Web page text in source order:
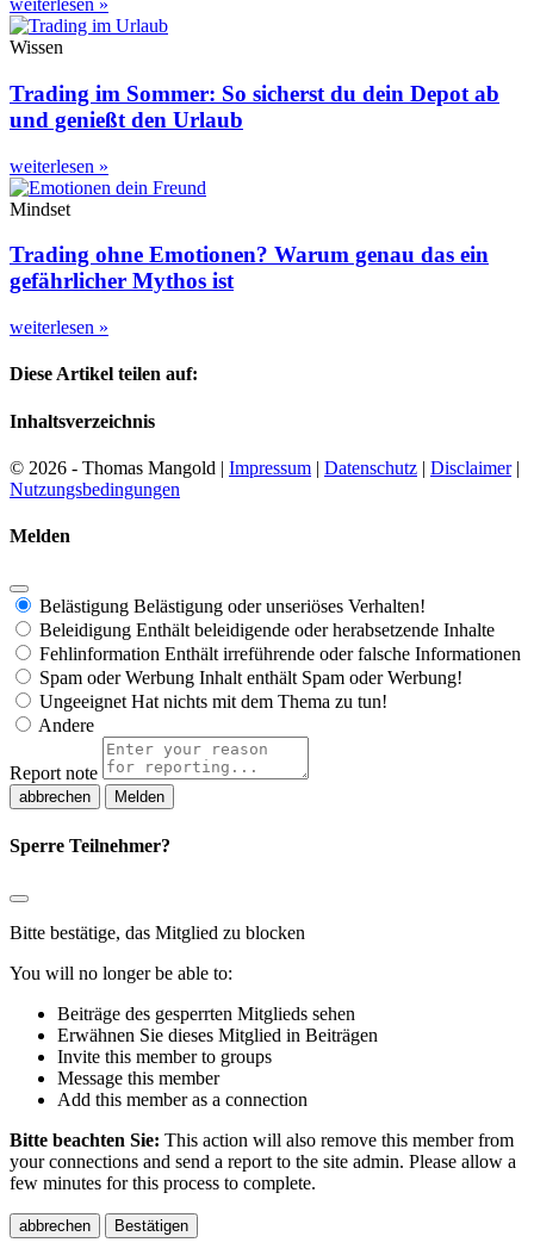
weiterlesen »
Wissen
Trading im Sommer: So sicherst du dein Depot ab
und genießt den Urlaub
weiterlesen »
Mindset
Trading ohne Emotionen? Warum genau das ein
gefährlicher Mythos ist
weiterlesen »
Diese Artikel teilen auf:
Inhaltsverzeichnis
© 2026 - Thomas Mangold | Impressum | Datenschutz | Disclaimer|
Nutzungsbedingungen
Melden
Belästigung Belästigung oder unseriöses Verhalten!
Beleidigung Enthält beleidigende oder herabsetzende Inhalte
Fehlinformation Enthält irreführende oder falsche Informationen
Spam oder Werbung Inhalt enthält Spam oder Werbung!
Ungeeignet Hat nichts mit dem Thema zu tun!
Andere
Report note
Melden
Sperre Teilnehmer?
Bitte bestätige, das Mitglied zu blocken
You will no longer be able to:
Beiträge des gesperrten Mitglieds sehen
Erwähnen Sie dieses Mitglied in Beiträgen
Invite this member to groups
Message this member
Add this member as a connection
Bitte beachten Sie: This action will also remove this member from
your connections and send a report to the site admin. Please allow a
few minutes for this process to complete.
Bestätigen